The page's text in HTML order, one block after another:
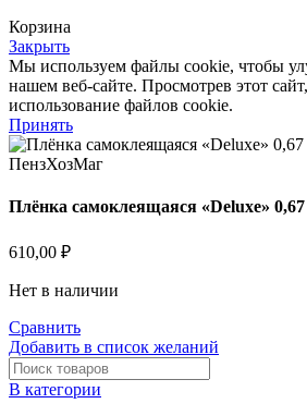
Корзина
Закрыть
Мы используем файлы cookie, чтобы
нашем веб-сайте. Просмотрев этот
использование файлов cookie.
Принять
Плёнка самоклеящаяся «Deluxe»
610,00 ₽
Нет в наличии
Сравнить
Добавить в список желаний
В категории